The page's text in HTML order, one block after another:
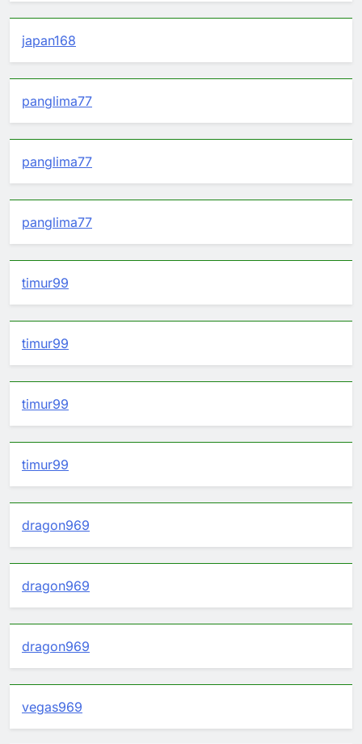
japan168
panglima77
panglima77
panglima77
timur99
timur99
timur99
timur99
dragon969
dragon969
dragon969
vegas969